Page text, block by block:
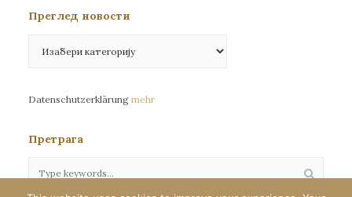
Преглед новости
новости
Datenschutzerklärung mehr
Претрага